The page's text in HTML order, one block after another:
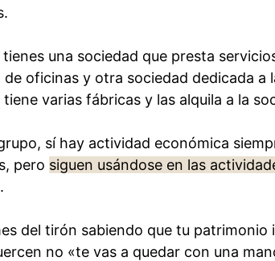
una sociedad que presta
de oficinas y otra sociedad dedicada
tiene varias fábricas y las alquila a la
sí hay actividad económica
pero siguen usándose en las
del tirón sabiendo que tu
no «te vas a quedar con una